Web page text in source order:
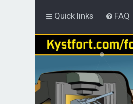
Quick links FAQ